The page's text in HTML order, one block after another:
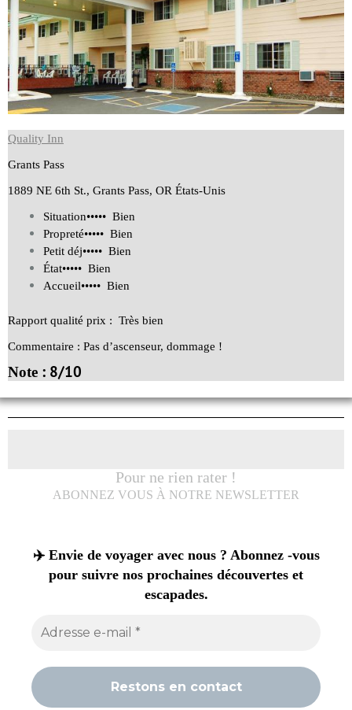
Quality Inn
Grants Pass
1889 NE 6th St., Grants Pass, OR États-Unis
Situation••••• Bien
Propreté••••• Bien
Petit déj••••• Bien
État••••• Bien
Accueil••••• Bien
Rapport qualité prix : Très bien
Commentaire : Pas d’ascenseur, dommage !
Note : 8/10
Pour ne rien rater !
ABONNEZ VOUS À NOTRE NEWSLETTER
✈️ Envie de voyager avec nous ? Abonnez -vous
pour suivre nos prochaines découvertes et
escapades.